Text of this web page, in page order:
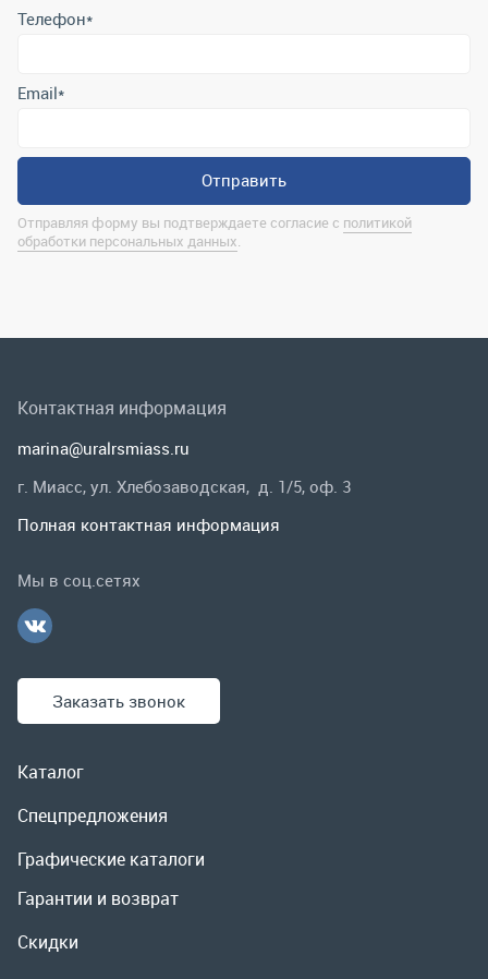
Отправляя форму вы подтверждаете согласие с
Спецпредложения
Гарантии и возврат
Контактная информация
marina@uralrsmiass.ru
Заказать звонок